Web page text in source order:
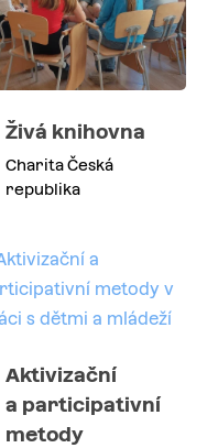
Živá knihovna
Charita Česká
republika
Aktivizační
a participativní
metody